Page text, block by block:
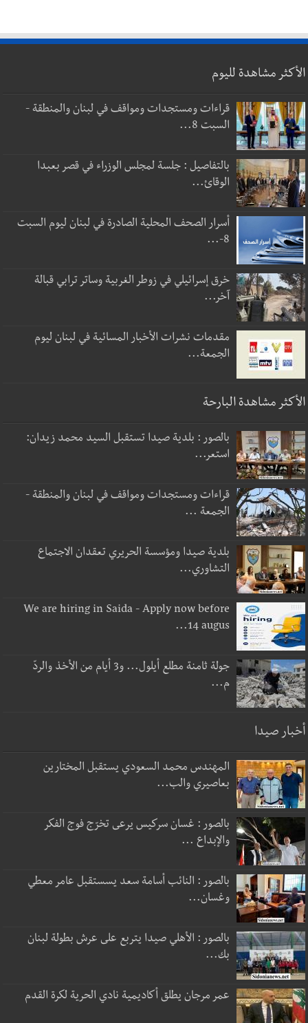
الأكثر مشاهدة لليوم
قراءات ومستجدات ومواقف في لبنان والمنطقة -
السبت 8...
بالتفاصيل : جلسة لمجلس الوزراء في قصر بعبدا
الوقائ...
أسرار الصحف المحلية الصادرة في لبنان ليوم السبت
8-...
خرق إسرائيلي في زوطر الغربية وساتر ترابي قبالة
آخر...
مقدمات نشرات الأخبار المسائية في لبنان ليوم
الجمعة...
الأكثر مشاهدة البارحة
بالصور : بلدية صيدا تستقبل السيد محمد زيدان:
استعر...
قراءات ومستجدات ومواقف في لبنان والمنطقة -
الجمعة ...
بلدية صيدا ومؤسسة الحريري تعقدان الاجتماع
التشاوري...
We are hiring in Saida - Apply now before
14 augus...
جولة ثامنة مطلع أيلول... و3 أيام من الأخذ والردّ
م...
أخبار صيدا
المهندس محمد السعودي يستقبل المختارين
بعاصيري والب...
بالصور : غسان سركيس يرعى تخرّج فوج الفكر
والإبداع ...
بالصور : النائب أسامة سعد يسستقبل عامر معطي
وغسان...
بالصور : الأهلي صيدا يتربع على عرش بطولة لبنان
بك...
عمر مرجان يطلق أكاديمية نادي الحرية لكرة القدم